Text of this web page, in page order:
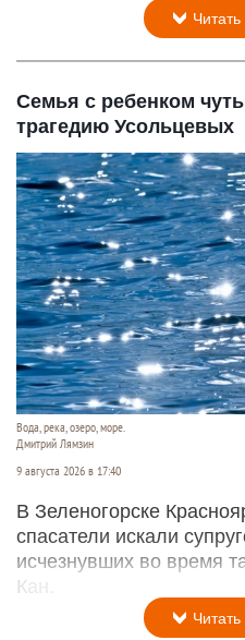
Семья с ребенком
трагедию Усольцевых
Вода, река, озеро, море.
Дмитрий Лямзин
9 августа 2026 в 17:40
В Зеленогорске
спасатели искали
исчезнувших во время
Кан.